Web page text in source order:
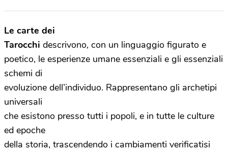
Le carte dei
Tarocchi descrivono, con un linguaggio figurato e
poetico, le esperienze umane essenziali e gli essenziali
schemi di
evoluzione dell’individuo. Rappresentano gli archetipi
universali
che esistono presso tutti i popoli, e in tutte le culture
ed epoche
della storia, trascendendo i cambiamenti verificatisi